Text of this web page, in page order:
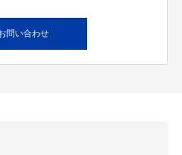
問い合わせ